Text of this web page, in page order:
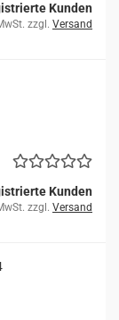
Kunden
zzgl. Versand
Kunden
zzgl. Versand